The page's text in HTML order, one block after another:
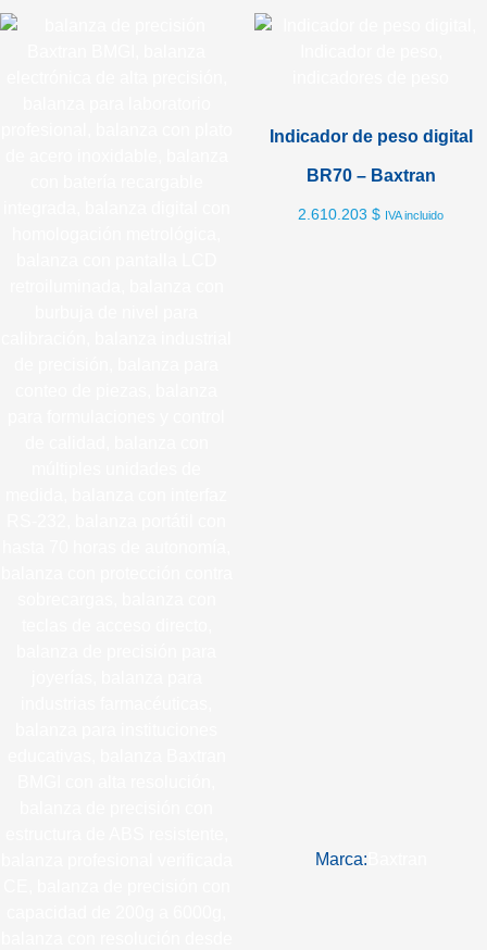
Indicador de peso digital
BR70 – Baxtran
2.610.203 $ IVA incluido
Marca: